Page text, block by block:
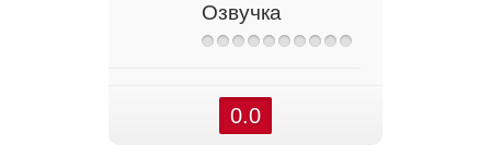
Озвучка
0.0